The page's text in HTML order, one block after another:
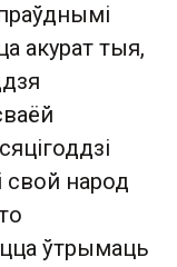
акурат тыя,
свой народ
ўтрымаць